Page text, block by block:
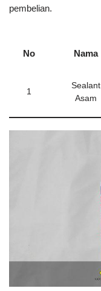
pembelian.
No Nama
1
Sealant
Asam